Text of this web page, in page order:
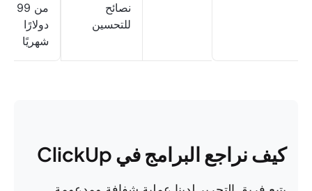
نصائح
للتحسين
من 99
دولارًا
شهريًا
كيف نراجع البرامج في ClickUp